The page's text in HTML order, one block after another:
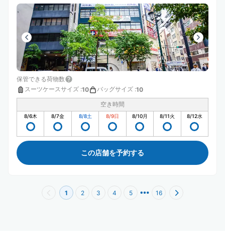
保管できる荷物数
スーツケースサイズ :10 バッグサイズ :10
空き時間
8/6木 8/7金 8/8土 8/9日 8/10月 8/11火 8/12水
この店舗を予約する
1 2 3 4 5 16